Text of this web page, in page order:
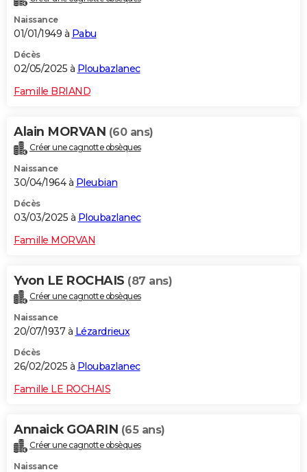
Naissance
01/01/1949 à Pabu
Décès
02/05/2025 à Ploubazlanec
Famille BRIAND
Alain MORVAN (60 ans)
Créer une cagnotte obsèques
Naissance
30/04/1964 à Pleubian
Décès
03/03/2025 à Ploubazlanec
Famille MORVAN
Yvon LE ROCHAIS (87 ans)
Créer une cagnotte obsèques
Naissance
20/07/1937 à Lézardrieux
Décès
26/02/2025 à Ploubazlanec
Famille LE ROCHAIS
Annaick GOARIN (65 ans)
Créer une cagnotte obsèques
Naissance